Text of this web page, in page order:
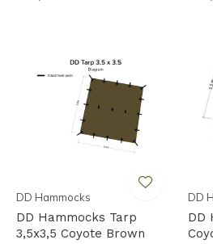
DD Hammocks
DD Hammocks Tarp
3,5x3,5 Coyote Brown
DD
DD